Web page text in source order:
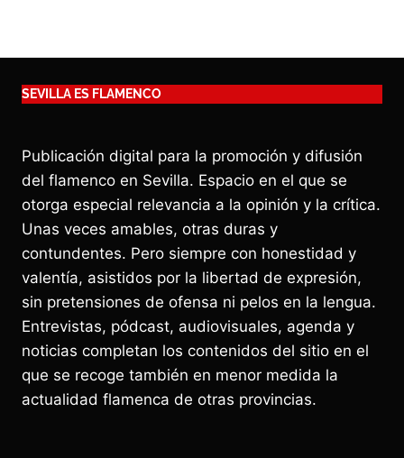
SEVILLA ES FLAMENCO
Publicación digital para la promoción y difusión
del flamenco en Sevilla. Espacio en el que se
otorga especial relevancia a la opinión y la crítica.
Unas veces amables, otras duras y
contundentes. Pero siempre con honestidad y
valentía, asistidos por la libertad de expresión,
sin pretensiones de ofensa ni pelos en la lengua.
Entrevistas, pódcast, audiovisuales, agenda y
noticias completan los contenidos del sitio en el
que se recoge también en menor medida la
actualidad flamenca de otras provincias.